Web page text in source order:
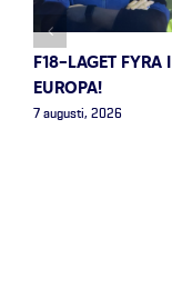
F18-LAGET FYRA I
EUROPA!
7 augusti, 2026